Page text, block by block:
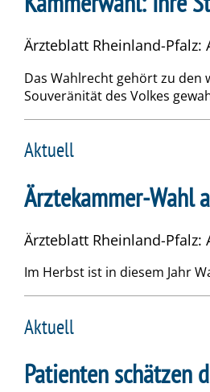
Ärzteblatt Rheinland-Pfalz:
Das Wahlrecht gehört zu den
Souveränität des Volkes
Aktuell
Ärztekammer-Wahl
Ärzteblatt Rheinland-Pfalz:
Im Herbst ist in diesem Jahr
Aktuell
Patienten schätzen